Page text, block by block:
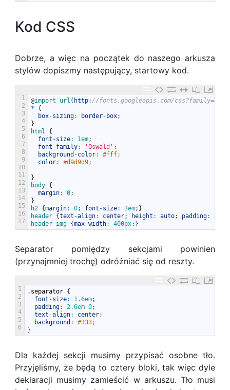
Kod CSS
Dobrze, a więc na początek do naszego arkusza
stylów dopiszmy następujący, startowy kod.
1
2
3
4
5
6
7
8
9
10
11
12
13
14
15
16
17
@import url ( http: //fonts.googleapis.com/
*
{
box-sizing: border- box;
}
html
{
font -size: 1em;
font -family: 'Oswald' ;
background -color:
#fff;
color: #d9d9d9;
}
body {
margin: 0;
}
h2 {margin: 0; font -size: 3em; }
header {text -align: center; height : auto; padding:
20px
header img {max-width: 400px; }
Separator pomiędzy sekcjami powinien
(przynajmniej trochę) odróżniać się od reszty.
1
2
3
4
5
6
. separator {
font -size: 1.6em;
padding: 2.6em 0;
text -align: center;
background :
#333;
}
Dla każdej sekcji musimy przypisać osobne tło.
Przyjęliśmy, że będą to cztery bloki, tak więc dyle
deklaracji musimy zamieścić w arkuszu. Tło musi